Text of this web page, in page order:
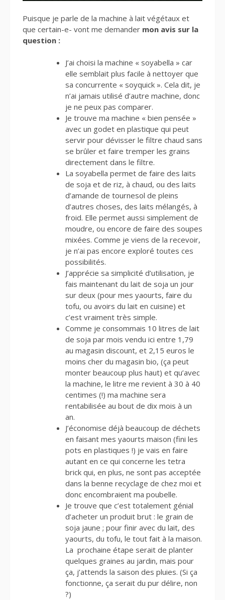
Puisque je parle de la machine à lait végétaux et
que certain-e- vont me demander mon avis sur la
question :
J’ai choisi la machine « soyabella » car
elle semblait plus facile à nettoyer que
sa concurrente « soyquick ». Cela dit, je
n’ai jamais utilisé d’autre machine, donc
je ne peux pas comparer.
Je trouve ma machine « bien pensée »
avec un godet en plastique qui peut
servir pour dévisser le filtre chaud sans
se brûler et faire tremper les grains
directement dans le filtre.
La soyabella permet de faire des laits
de soja et de riz, à chaud, ou des laits
d’amande de tournesol de pleins
d’autres choses, des laits mélangés, à
froid. Elle permet aussi simplement de
moudre, ou encore de faire des soupes
mixées. Comme je viens de la recevoir,
je n’ai pas encore exploré toutes ces
possibilités.
J’apprécie sa simplicité d’utilisation, je
fais maintenant du lait de soja un jour
sur deux (pour mes yaourts, faire du
tofu, ou avoirs du lait en cuisine) et
c’est vraiment très simple.
Comme je consommais 10 litres de lait
de soja par mois vendu ici entre 1,79
au magasin discount, et 2,15 euros le
moins cher du magasin bio, (ça peut
monter beaucoup plus haut) et qu’avec
la machine, le litre me revient à 30 à 40
centimes (!) ma machine sera
rentabilisée au bout de dix mois à un
an.
J’économise déjà beaucoup de déchets
en faisant mes yaourts maison (fini les
pots en plastiques !) je vais en faire
autant en ce qui concerne les tetra
brick qui, en plus, ne sont pas acceptée
dans la benne recyclage de chez moi et
donc encombraient ma poubelle.
Je trouve que c’est totalement génial
d’acheter un produit brut : le grain de
soja jaune ; pour finir avec du lait, des
yaourts, du tofu, le tout fait à la maison.
La prochaine étape serait de planter
quelques graines au jardin, mais pour
ça, j’attends la saison des pluies. (Si ça
fonctionne, ça serait du pur délire, non
?)